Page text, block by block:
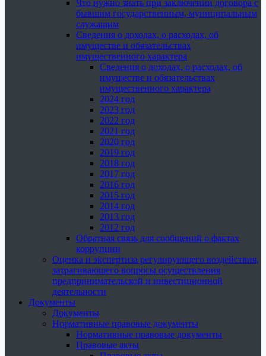
Что нужно знать при заключении договора с
бывшим государственным, муниципальным
служащим
Сведения о доходах, о расходах, об
имуществе и обязательствах
имущественного характера
Сведения о доходах, о расходах, об
имуществе и обязательствах
имущественного характера
2024 год
2023 год
2022 год
2021 год
2020 год
2019 год
2018 год
2017 год
2016 год
2015 год
2014 год
2013 год
2012 год
Обратная связь для сообщений о фактах
коррупции
Оценка и экспертиза регулирующего воздействия,
затрагивающего вопросы осуществления
предпринимательской и инвестиционной
деятельности
Документы
Документы
Нормативные правовые документы
Нормативные правовые документы
Правовые акты